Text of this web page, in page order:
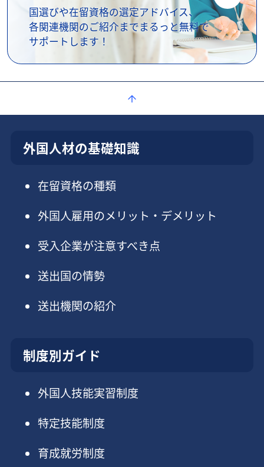
国選びや在留資格の選定アドバイス、
各関連機関のご紹介までまるっと無料で
サポートします！
外国人材の基礎知識
在留資格の種類
外国人雇用のメリット・デメリット
受入企業が注意すべき点
送出国の情勢
送出機関の紹介
制度別ガイド
外国人技能実習制度
特定技能制度
育成就労制度